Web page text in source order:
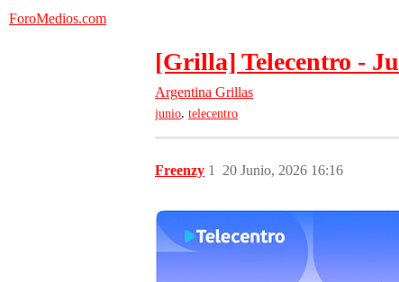
ForoMedios.com
[Grilla] Telecentro -
Argentina Grillas
junio, telecentro
Freenzy 20 Junio, 2026 16:16
1